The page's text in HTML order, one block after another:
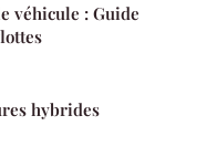
véhicule : Guide
hybrides